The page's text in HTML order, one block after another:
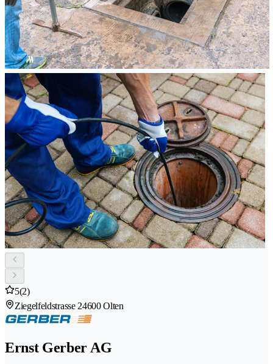
5(2)
Ziegelfeldstrasse 24600 Olten
Ernst Gerber AG